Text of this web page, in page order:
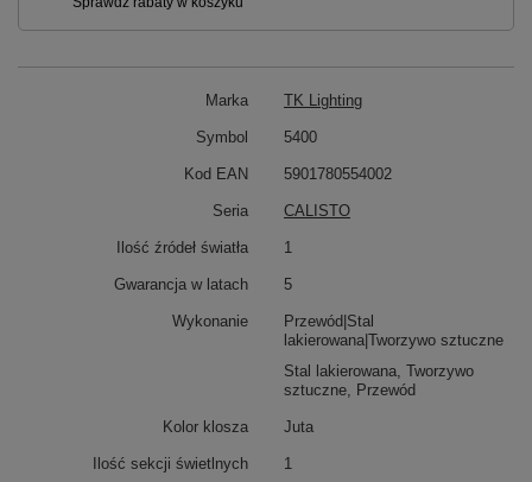
Marka TK Lighting
Symbol 5400
Kod EAN 5901780554002
Seria CALISTO
Ilość źródeł światła 1
Gwarancja w latach 5
Wykonanie
Przewód|Stal
lakierowana|Tworzywo sztuczne
Stal lakierowana, Tworzywo
sztuczne, Przewód
Kolor klosza Juta
Ilość sekcji świetlnych 1